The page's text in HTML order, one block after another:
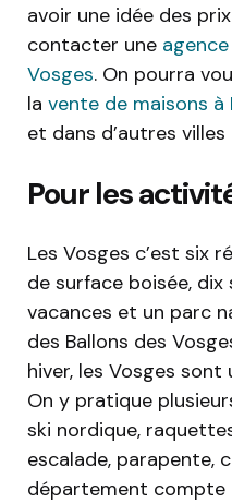
avoir une idée des
contacter une
Vosges. On pourra
la vente de maisons à
et dans d’autres villes
Pour les
Les Vosges c’est six
de surface boisée,
vacances et un parc
des Ballons des
hiver, les Vosges
On y pratique
ski nordique,
escalade, parapente,
département compte